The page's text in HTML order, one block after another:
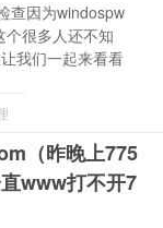
查因为windospw
很多人还不知
我们一起来看看
（昨晚上775
www打不开7